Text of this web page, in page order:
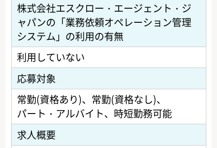
株式会社エスクロー・エージェント・ジ
ャパンの「業務依頼オペレーション管理
システム」の利用の有無
利用していない
応募対象
常勤(資格あり)
常勤(資格なし)
パート・アルバイト
時短勤務可能
求人概要